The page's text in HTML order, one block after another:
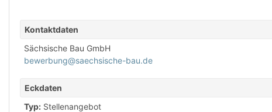
Kontaktdaten
Sächsische Bau GmbH
bewerbung@saechsische-bau.de
Eckdaten
Typ: Stellenangebot